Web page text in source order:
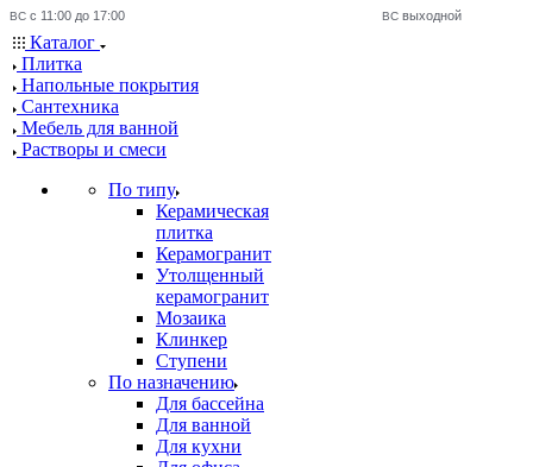
ВС с 11:00 до 17:00 ВС выходной
Каталог
Плитка
Напольные покрытия
Сантехника
Мебель для ванной
Растворы и смеси
По типу
Керамическая
плитка
Керамогранит
Утолщенный
керамогранит
Мозаика
Клинкер
Ступени
По назначению
Для бассейна
Для ванной
Для кухни